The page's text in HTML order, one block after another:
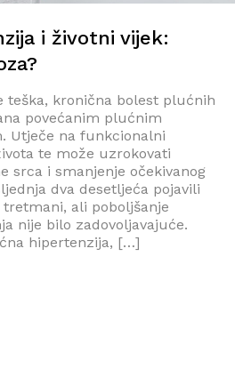
i životni vijek:
teška, kronična bolest plućnih
povećanim plućnim
Utječe na funkcionalni
te može uzrokovati
srca i smanjenje očekivanog
dva desetljeća pojavili
ali poboljšanje
nije bilo zadovoljavajuće.
hipertenzija, […]